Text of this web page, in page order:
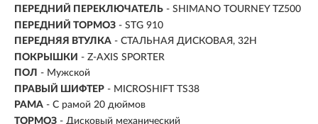
ПЕРЕДНИЙ ПЕРЕКЛЮЧАТЕЛЬ - SHIMANO TOURNEY TZ500
ПЕРЕДНИЙ ТОРМОЗ - STG 910
ПЕРЕДНЯЯ ВТУЛКА - СТАЛЬНАЯ ДИСКОВАЯ, 32H
ПОКРЫШКИ - Z-AXIS SPORTER
ПОЛ - Мужской
ПРАВЫЙ ШИФТЕР - MICROSHIFT TS38
РАМА - С рамой 20 дюймов
ТОРМОЗ - Дисковый механический